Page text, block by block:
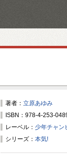
著者： 立原あゆみ
ISBN：978-4-253-
レーベル： 少年チャン
シリーズ： 本気!